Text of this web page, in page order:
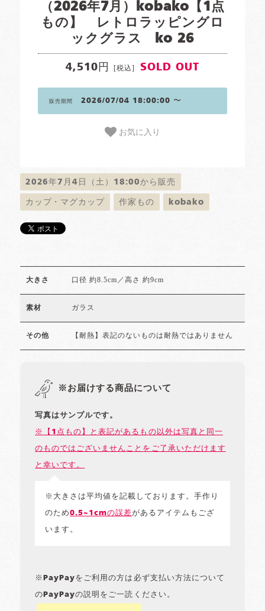
（2026年7月）kobako【1点
もの】 レトロラッピングロ
ックグラス ko 26
4,510円 [税込] SOLD OUT
販売期間 2026/07/04 18:00:00 〜
お気に入り
2026年7月4日（土）18:00から販売
カップ・マグカップ 作家もの kobako
大きさ 口径 約8.5cm／高さ 約9cm
素材 ガラス
その他 【耐熱】表記のないものは耐熱ではありません
※お届けする商品について
写真はサンプルです。
※【1点もの】と表記があるもの以外は写真と同一
のものではございませんことをご了承いただけます
と幸いです。
※大きさは平均値を記載しております。手作り
のため0.5~1cmの誤差があるアイテムもござ
います。
※PayPayをご利用の方は必ず支払い方法について
のPayPayの説明をご一読ください。